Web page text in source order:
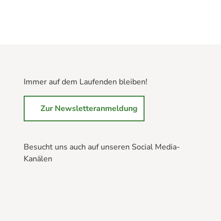
Immer auf dem Laufenden bleiben!
Zur Newsletteranmeldung
Besucht uns auch auf unseren Social Media-
Kanälen